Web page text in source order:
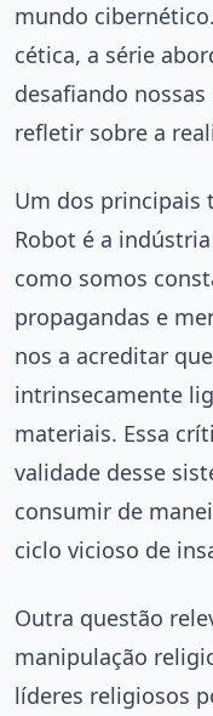
mundo
cética, a série
desafiando
refletir sobre a
Um dos principais
Robot é a
como somos
propagandas e
nos a acreditar
intrinsecamente
materiais. Essa
validade desse
consumir de
ciclo vicioso de
Outra questão
manipulação
líderes religiosos